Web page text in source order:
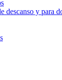
descanso y para